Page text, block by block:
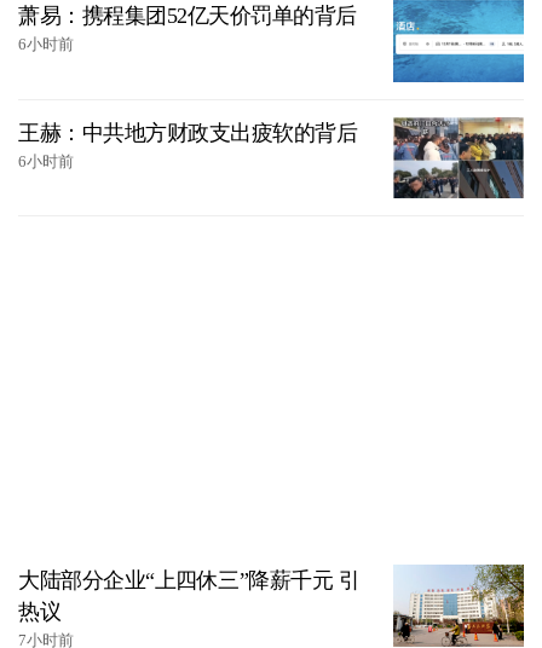
萧易：携程集团52亿天价罚单的背后
6小时前
王赫：中共地方财政支出疲软的背后
6小时前
大陆部分企业“上四休三”降薪千元 引
热议
7小时前